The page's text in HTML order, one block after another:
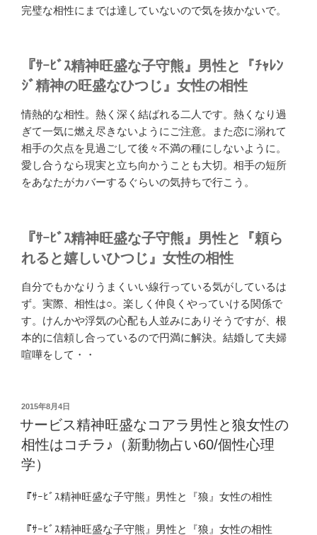
完璧な相性にまでは達していないので気を抜かないで。
『ｻｰﾋﾞｽ精神旺盛な子守熊』男性と『ﾁｬﾚﾝ
ｼﾞ精神の旺盛なひつじ』女性の相性
情熱的な相性。熱く深く結ばれる二人です。熱くなり過
ぎて一気に燃え尽きないようにご注意。また恋に溺れて
相手の欠点を見過ごして後々不満の種にしないように。
愛し合うなら現実と立ち向かうことも大切。相手の短所
をあなたがカバーするぐらいの気持ちで行こう。
『ｻｰﾋﾞｽ精神旺盛な子守熊』男性と『頼ら
れると嬉しいひつじ』女性の相性
自分でもかなりうまくいい線行っている気がしているは
ず。実際、相性は○。楽しく仲良くやっていける関係で
す。けんかや浮気の心配も人並みにありそうですが、根
本的に信頼し合っているので円満に解決。結婚して夫婦
喧嘩をして・・
投
稿
日:
2015年8月4日
サービス精神旺盛なコアラ男性と狼女性の
相性はコチラ♪（新動物占い60/個性心理
学）
『ｻｰﾋﾞｽ精神旺盛な子守熊』男性と『狼』女性の相性
『ｻｰﾋﾞｽ精神旺盛な子守熊』男性と『狼』女性の相性